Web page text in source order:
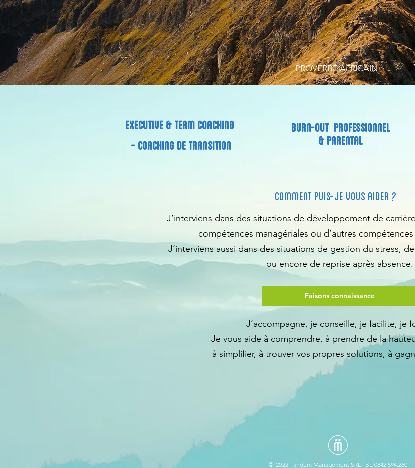
PROVERBE AFRICAIN
EXECUTIVE & TEAM COACHING
-COACHING DE TRANSITION
BURN-OUT PROFESSIONNEL
& PARENTAL
Comment puis-je vous aider ?
J’interviens dans des situations de développement de
compétences managériales ou d’autres
J’interviens aussi dans des situations de gestion du stress,
ou encore de reprise après absence.
J’accompagne, je conseille, je facilite, je
Je vous aide à comprendre, à prendre de la
à simplifier, à trouver vos propres solutions, à
Faisons connaissance
© 2022Tandem Management SRL | BE 0842.594.260